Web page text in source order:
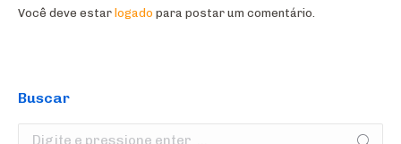
Você deve estar logado para postar um comentário.
Buscar
Search: